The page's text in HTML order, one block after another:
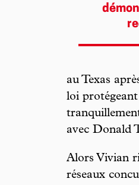
au Texas
loi protégeant
avec Donald
Alors Vivian
réseaux